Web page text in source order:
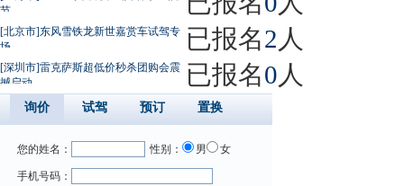
节
[北京市]东风雪铁龙新世嘉赏车试驾专
场
已报名2 人
[深圳市]雷克萨斯超低价秒杀团购会震
撼启动
已报名0 人
询价 试驾 预订 置换
您的姓名： 性别： 男 女
手机号码：